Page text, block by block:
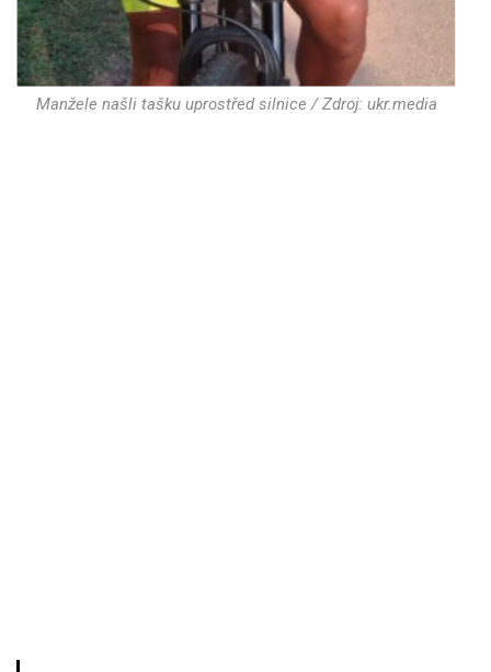
Manžele našli tašku uprostřed silnice / Zdroj: ukr.media